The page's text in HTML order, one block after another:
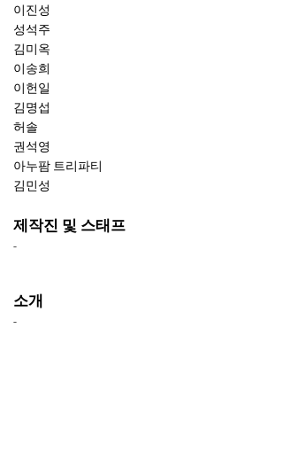
이진성
성석주
김미옥
이송희
이헌일
김명섭
허솔
권석영
아누팜 트리파티
김민성
제작진 및 스태프
-
소개
-